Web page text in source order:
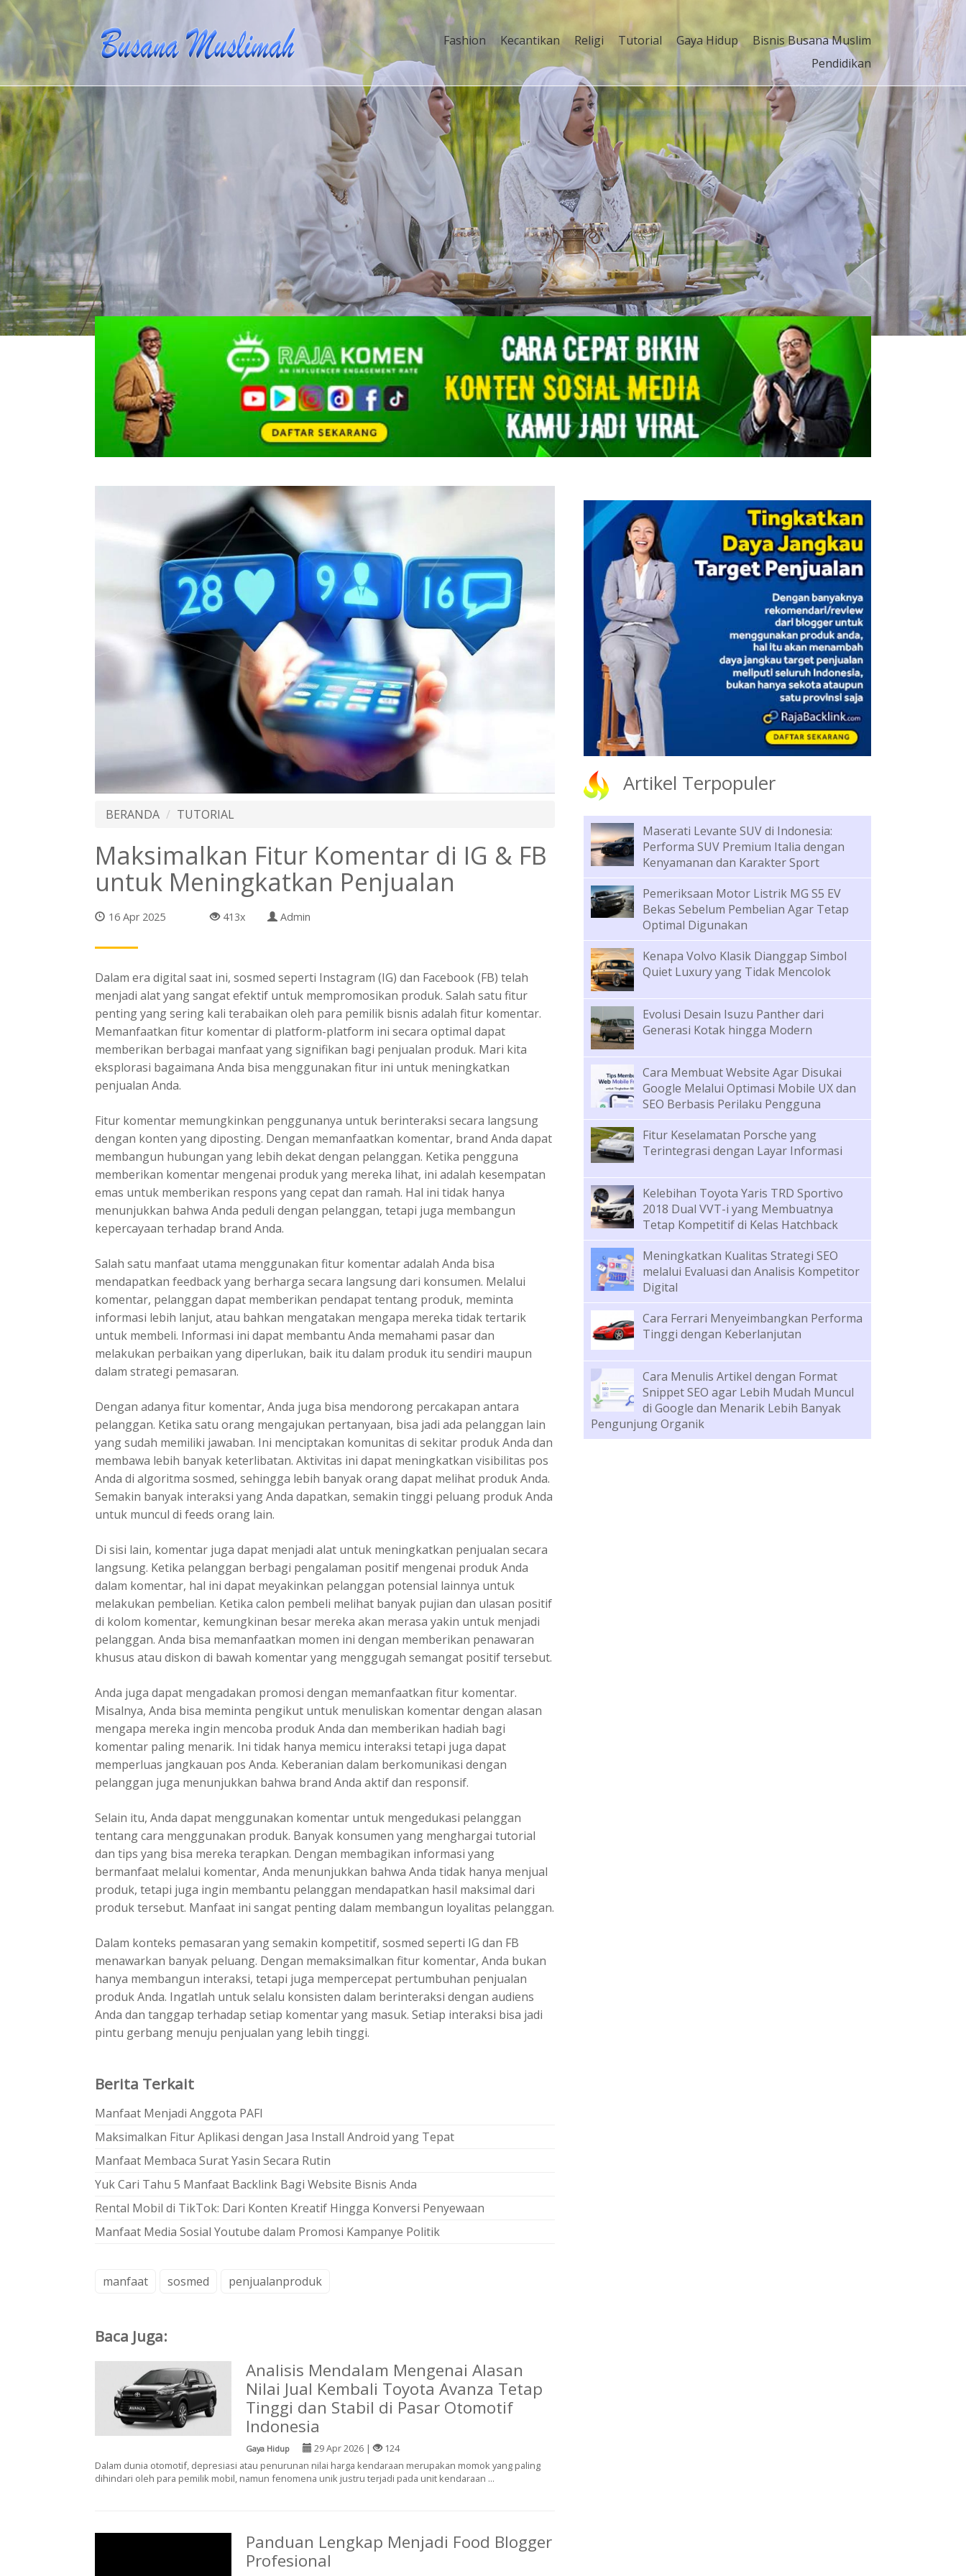
Fashion Kecantikan Religi Tutorial Gaya Hidup
Bisnis Busana Muslim
Pendidikan
BERANDA TUTORIAL
Maksimalkan Fitur Komentar di IG & FB
untuk Meningkatkan Penjualan
16 Apr 2025 413x Admin
Dalam era digital saat ini, sosmed seperti Instagram (IG) dan Facebook (FB) telah
menjadi alat yang sangat efektif untuk mempromosikan produk. Salah satu fitur
penting yang sering kali terabaikan oleh para pemilik bisnis adalah fitur komentar.
Memanfaatkan fitur komentar di platform-platform ini secara optimal dapat
memberikan berbagai manfaat yang signifikan bagi penjualan produk. Mari kita
eksplorasi bagaimana Anda bisa menggunakan fitur ini untuk meningkatkan
penjualan Anda.
Fitur komentar memungkinkan penggunanya untuk berinteraksi secara langsung
dengan konten yang diposting. Dengan memanfaatkan komentar, brand Anda dapat
membangun hubungan yang lebih dekat dengan pelanggan. Ketika pengguna
memberikan komentar mengenai produk yang mereka lihat, ini adalah kesempatan
emas untuk memberikan respons yang cepat dan ramah. Hal ini tidak hanya
menunjukkan bahwa Anda peduli dengan pelanggan, tetapi juga membangun
kepercayaan terhadap brand Anda.
Salah satu manfaat utama menggunakan fitur komentar adalah Anda bisa
mendapatkan feedback yang berharga secara langsung dari konsumen. Melalui
komentar, pelanggan dapat memberikan pendapat tentang produk, meminta
informasi lebih lanjut, atau bahkan mengatakan mengapa mereka tidak tertarik
untuk membeli. Informasi ini dapat membantu Anda memahami pasar dan
melakukan perbaikan yang diperlukan, baik itu dalam produk itu sendiri maupun
dalam strategi pemasaran.
Dengan adanya fitur komentar, Anda juga bisa mendorong percakapan antara
pelanggan. Ketika satu orang mengajukan pertanyaan, bisa jadi ada pelanggan lain
yang sudah memiliki jawaban. Ini menciptakan komunitas di sekitar produk Anda dan
membawa lebih banyak keterlibatan. Aktivitas ini dapat meningkatkan visibilitas pos
Anda di algoritma sosmed, sehingga lebih banyak orang dapat melihat produk Anda.
Semakin banyak interaksi yang Anda dapatkan, semakin tinggi peluang produk Anda
untuk muncul di feeds orang lain.
Di sisi lain, komentar juga dapat menjadi alat untuk meningkatkan penjualan secara
langsung. Ketika pelanggan berbagi pengalaman positif mengenai produk Anda
dalam komentar, hal ini dapat meyakinkan pelanggan potensial lainnya untuk
melakukan pembelian. Ketika calon pembeli melihat banyak pujian dan ulasan positif
di kolom komentar, kemungkinan besar mereka akan merasa yakin untuk menjadi
pelanggan. Anda bisa memanfaatkan momen ini dengan memberikan penawaran
khusus atau diskon di bawah komentar yang menggugah semangat positif tersebut.
Anda juga dapat mengadakan promosi dengan memanfaatkan fitur komentar.
Misalnya, Anda bisa meminta pengikut untuk menuliskan komentar dengan alasan
mengapa mereka ingin mencoba produk Anda dan memberikan hadiah bagi
komentar paling menarik. Ini tidak hanya memicu interaksi tetapi juga dapat
memperluas jangkauan pos Anda. Keberanian dalam berkomunikasi dengan
pelanggan juga menunjukkan bahwa brand Anda aktif dan responsif.
Selain itu, Anda dapat menggunakan komentar untuk mengedukasi pelanggan
tentang cara menggunakan produk. Banyak konsumen yang menghargai tutorial
dan tips yang bisa mereka terapkan. Dengan membagikan informasi yang
bermanfaat melalui komentar, Anda menunjukkan bahwa Anda tidak hanya menjual
produk, tetapi juga ingin membantu pelanggan mendapatkan hasil maksimal dari
produk tersebut. Manfaat ini sangat penting dalam membangun loyalitas pelanggan.
Dalam konteks pemasaran yang semakin kompetitif, sosmed seperti IG dan FB
menawarkan banyak peluang. Dengan memaksimalkan fitur komentar, Anda bukan
hanya membangun interaksi, tetapi juga mempercepat pertumbuhan penjualan
produk Anda. Ingatlah untuk selalu konsisten dalam berinteraksi dengan audiens
Anda dan tanggap terhadap setiap komentar yang masuk. Setiap interaksi bisa jadi
pintu gerbang menuju penjualan yang lebih tinggi.
Berita Terkait
Manfaat Menjadi Anggota PAFI
Maksimalkan Fitur Aplikasi dengan Jasa Install Android yang Tepat
Manfaat Membaca Surat Yasin Secara Rutin
Yuk Cari Tahu 5 Manfaat Backlink Bagi Website Bisnis Anda
Rental Mobil di TikTok: Dari Konten Kreatif Hingga Konversi Penyewaan
Manfaat Media Sosial Youtube dalam Promosi Kampanye Politik
manfaat sosmed penjualanproduk
Baca Juga:
Analisis Mendalam Mengenai Alasan
Nilai Jual Kembali Toyota Avanza Tetap
Tinggi dan Stabil di Pasar Otomotif
Indonesia
Gaya Hidup 29 Apr 2026 |
124
Dalam dunia otomotif, depresiasi atau penurunan nilai harga kendaraan merupakan momok yang paling
dihindari oleh para pemilik mobil, namun fenomena unik justru terjadi pada unit kendaraan ...
Panduan Lengkap Menjadi Food Blogger
Profesional
Artikel Terpopuler
Maserati Levante SUV di Indonesia:
Performa SUV Premium Italia dengan
Kenyamanan dan Karakter Sport
Pemeriksaan Motor Listrik MG S5 EV
Bekas Sebelum Pembelian Agar Tetap
Optimal Digunakan
Kenapa Volvo Klasik Dianggap Simbol
Quiet Luxury yang Tidak Mencolok
Evolusi Desain Isuzu Panther dari
Generasi Kotak hingga Modern
Cara Membuat Website Agar Disukai
Google Melalui Optimasi Mobile UX dan
SEO Berbasis Perilaku Pengguna
Fitur Keselamatan Porsche yang
Terintegrasi dengan Layar Informasi
Kelebihan Toyota Yaris TRD Sportivo
2018 Dual VVT-i yang Membuatnya
Tetap Kompetitif di Kelas Hatchback
Meningkatkan Kualitas Strategi SEO
melalui Evaluasi dan Analisis Kompetitor
Digital
Cara Ferrari Menyeimbangkan Performa
Tinggi dengan Keberlanjutan
Cara Menulis Artikel dengan Format
Snippet SEO agar Lebih Mudah Muncul
di Google dan Menarik Lebih Banyak
Pengunjung Organik